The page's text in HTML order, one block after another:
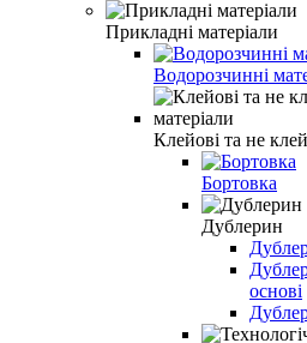
Прикладні матеріали
Водорозчинні
Клейові та не
Бортовка
Дублерин
основі